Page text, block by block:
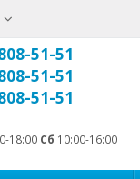
51-51
51-51
51-51
18:00 Сб 10:00-16:00